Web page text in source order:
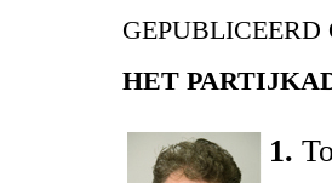
GEPUBLICEERD
HET
1.